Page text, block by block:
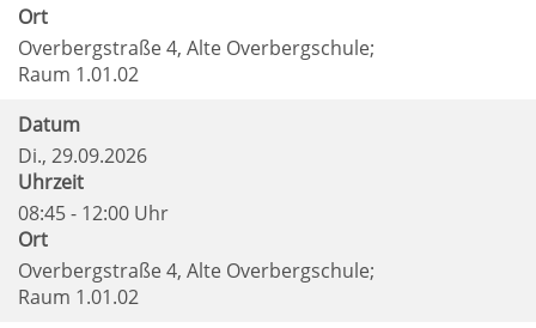
Ort
Overbergstraße 4, Alte Overbergschule;
Raum 1.01.02
Datum
Di., 29.09.2026
Uhrzeit
08:45 - 12:00 Uhr
Ort
Overbergstraße 4, Alte Overbergschule;
Raum 1.01.02